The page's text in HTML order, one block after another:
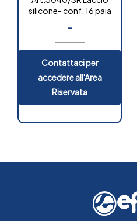
silicone- conf. 16 paia
-
Contattaci per
accedere all'Area
Riservata